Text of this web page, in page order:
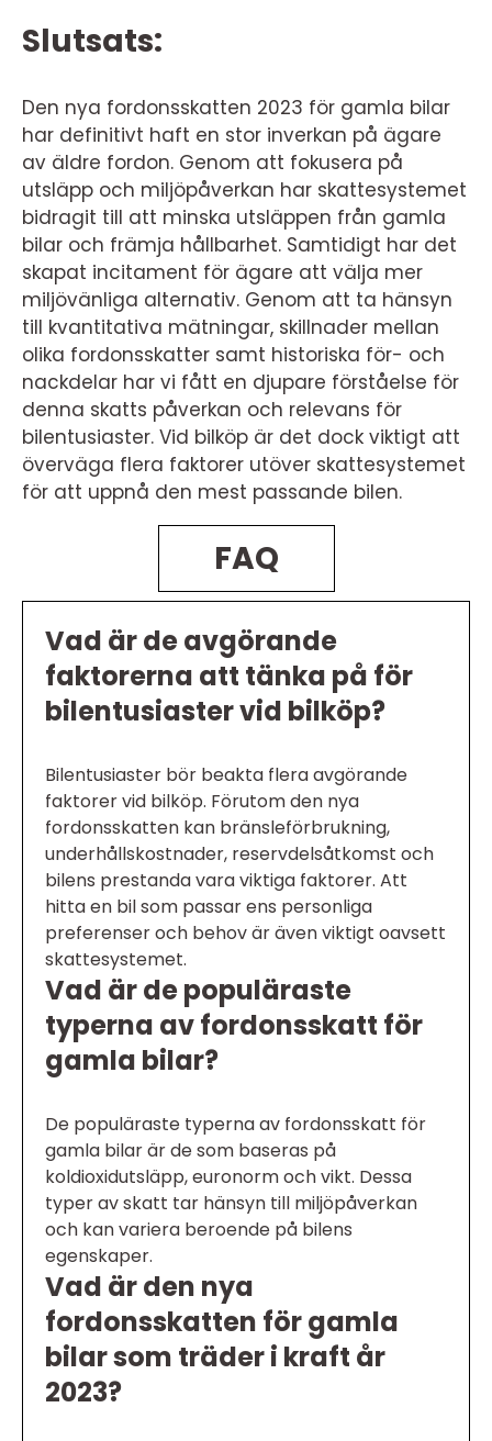
Slutsats:
Den nya fordonsskatten 2023 för gamla bilar
har definitivt haft en stor inverkan på ägare
av äldre fordon. Genom att fokusera på
utsläpp och miljöpåverkan har skattesystemet
bidragit till att minska utsläppen från gamla
bilar och främja hållbarhet. Samtidigt har det
skapat incitament för ägare att välja mer
miljövänliga alternativ. Genom att ta hänsyn
till kvantitativa mätningar, skillnader mellan
olika fordonsskatter samt historiska för- och
nackdelar har vi fått en djupare förståelse för
denna skatts påverkan och relevans för
bilentusiaster. Vid bilköp är det dock viktigt att
överväga flera faktorer utöver skattesystemet
för att uppnå den mest passande bilen.
FAQ
Vad är de avgörande
faktorerna att tänka på för
bilentusiaster vid bilköp?
Bilentusiaster bör beakta flera avgörande
faktorer vid bilköp. Förutom den nya
fordonsskatten kan bränsleförbrukning,
underhållskostnader, reservdelsåtkomst och
bilens prestanda vara viktiga faktorer. Att
hitta en bil som passar ens personliga
preferenser och behov är även viktigt oavsett
skattesystemet.
Vad är de populäraste
typerna av fordonsskatt för
gamla bilar?
De populäraste typerna av fordonsskatt för
gamla bilar är de som baseras på
koldioxidutsläpp, euronorm och vikt. Dessa
typer av skatt tar hänsyn till miljöpåverkan
och kan variera beroende på bilens
egenskaper.
Vad är den nya
fordonsskatten för gamla
bilar som träder i kraft år
2023?